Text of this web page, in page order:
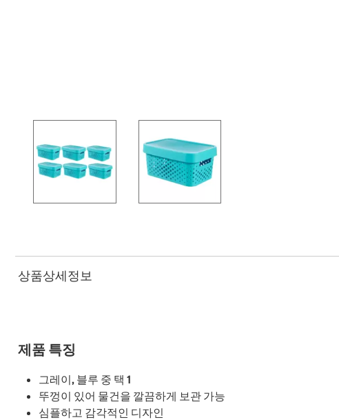
상품상세정보
제품 특징
그레이, 블루 중 택 1
뚜껑이 있어 물건을 깔끔하게 보관 가능
심플하고 감각적인 디자인